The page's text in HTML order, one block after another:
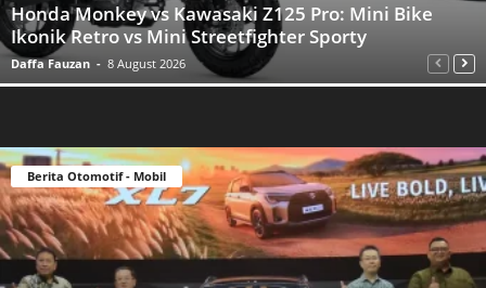
Honda Monkey vs Kawasaki Z125 Pro: Mini Bike
Ikonik Retro vs Mini Streetfighter Sporty
Daffa Fauzan - 8 August 2026
Berita Otomotif - Mobil